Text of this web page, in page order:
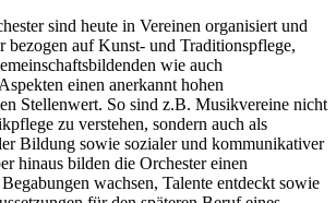
sind heute in Vereinen organisiert und
bezogen auf Kunst- und Traditionspflege,
wie auch
einen anerkannt hohen
Stellenwert. So sind z.B. Musikvereine nicht
zu verstehen, sondern auch als
Bildung sowie sozialer und kommunikativer
hinaus bilden die Orchester einen
wachsen, Talente entdeckt sowie